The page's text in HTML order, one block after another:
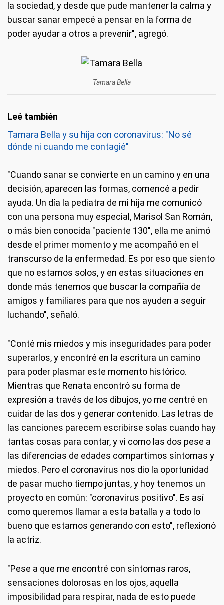
la sociedad, y desde que pude mantener la calma y
buscar sanar empecé a pensar en la forma de
poder ayudar a otros a prevenir", agregó.
Tamara Bella
Tamara Bella y su hija con coronavirus: "No sé
dónde ni cuando me contagié"
"Cuando sanar se convierte en un camino y en una
decisión, aparecen las formas, comencé a pedir
ayuda. Un día la pediatra de mi hija me comunicó
con una persona muy especial, Marisol San Román,
o más bien conocida "paciente 130", ella me animó
desde el primer momento y me acompañó en el
transcurso de la enfermedad. Es por eso que siento
que no estamos solos, y en estas situaciones en
donde más tenemos que buscar la compañía de
amigos y familiares para que nos ayuden a seguir
luchando", señaló.
"Conté mis miedos y mis inseguridades para poder
superarlos, y encontré en la escritura un camino
para poder plasmar este momento histórico.
Mientras que Renata encontró su forma de
expresión a través de los dibujos, yo me centré en
cuidar de las dos y generar contenido. Las letras de
las canciones parecem escribirse solas cuando hay
tantas cosas para contar, y vi como las dos pese a
las diferencias de edades compartimos síntomas y
miedos. Pero el coronavirus nos dio la oportunidad
de pasar mucho tiempo juntas, y hoy tenemos un
proyecto en común: "coronavirus positivo". Es así
como queremos llamar a esta batalla y a todo lo
bueno que estamos generando con esto", reflexionó
la actriz.
"Pese a que me encontré con síntomas raros,
sensaciones dolorosas en los ojos, aquella
imposibilidad para respirar, nada de esto puede